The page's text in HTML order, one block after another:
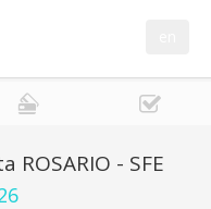
ROSARIO - SFE